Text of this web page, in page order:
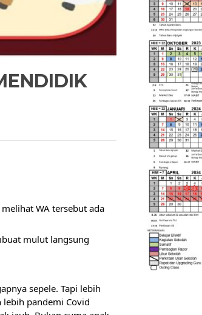
WA tersebut ada
mulut langsung
sepele. Tapi lebih
lebih pandemi Covid